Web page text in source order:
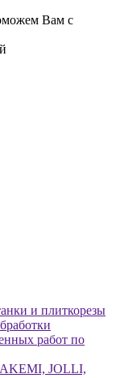
Вам с
и плиткорезы
работ по
JOLLI,